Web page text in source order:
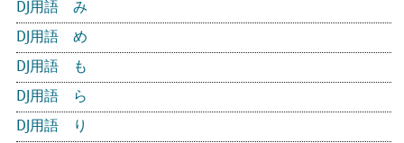
DJ用語 み
DJ用語 め
DJ用語 も
DJ用語 ら
DJ用語 り